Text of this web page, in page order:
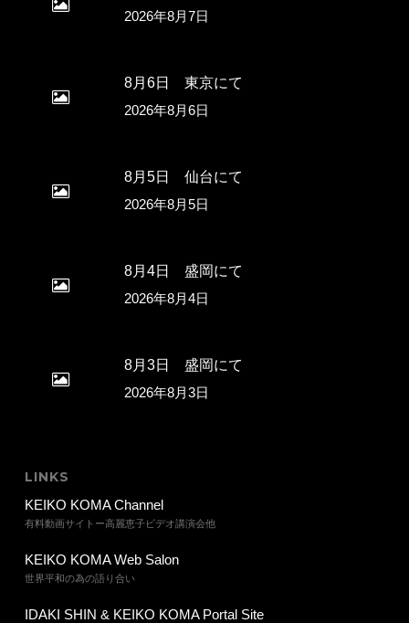
2026年8月7日
8月6日 東京にて
2026年8月6日
8月5日 仙台にて
2026年8月5日
8月4日 盛岡にて
2026年8月4日
8月3日 盛岡にて
2026年8月3日
LINKS
KEIKO KOMA Channel
有料動画サイトー高麗恵子ビデオ講演会他
KEIKO KOMA Web Salon
世界平和の為の語り合い
IDAKI SHIN & KEIKO KOMA Portal Site